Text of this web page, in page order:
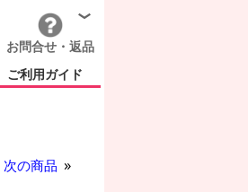
お問合せ・返品
ご利用ガイド
次の商品